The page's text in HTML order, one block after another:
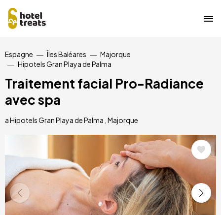
au
contenu
principal
Espagne Îles Baléares
Majorque
Hipotels Gran Playa de Palma
Traitement facial Pro-Radiance
avec spa
a Hipotels Gran Playa de Palma , Majorque
Image